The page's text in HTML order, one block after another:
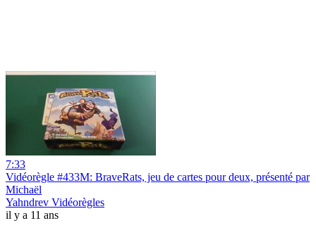
7:33
Vidéorègle #433M: BraveRats, jeu de cartes pour deux, présenté par
Michaël
Yahndrev Vidéorègles
il y a 11 ans